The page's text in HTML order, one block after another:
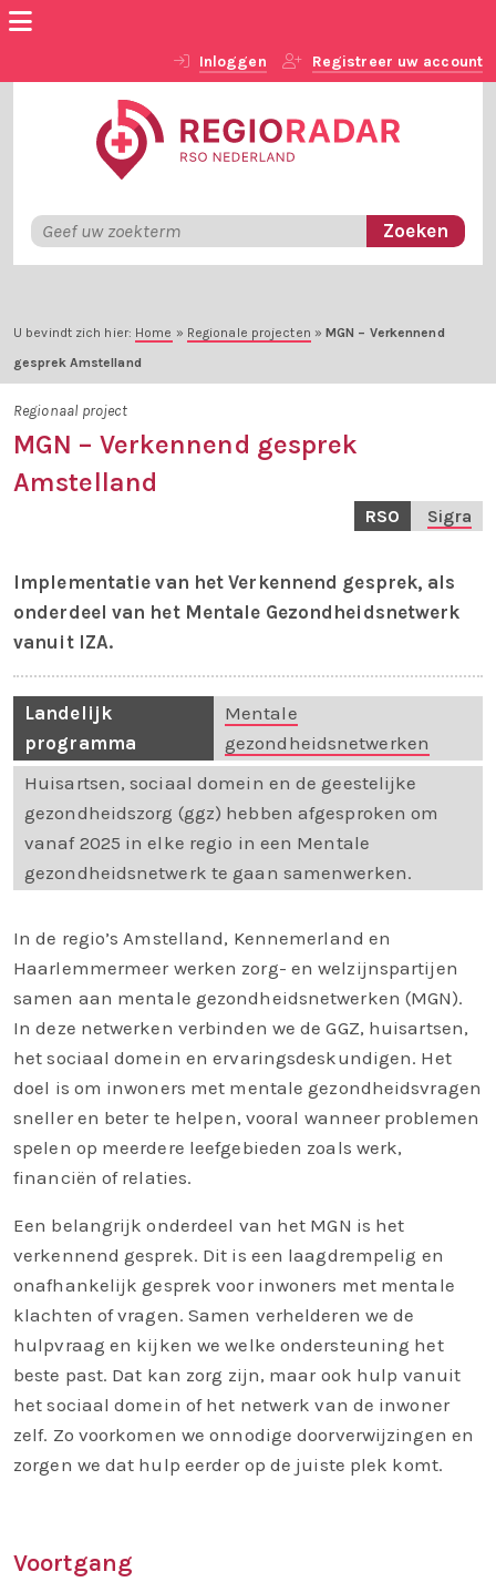
Inloggen Registreer uw account
U bevindt zich hier: Home » Regionale projecten »MGN – Verkennend
gesprek Amstelland
Regionaal project
MGN – Verkennend gesprek
Amstelland
RSO Sigra
Implementatie van het Verkennend gesprek, als
onderdeel van het Mentale Gezondheidsnetwerk
vanuit IZA.
Landelijk
programma
Mentale
gezondheidsnetwerken
Huisartsen, sociaal domein en de geestelijke
gezondheidszorg (ggz) hebben afgesproken om
vanaf 2025 in elke regio in een Mentale
gezondheidsnetwerk te gaan samenwerken.
In de regio’s Amstelland, Kennemerland en
Haarlemmermeer werken zorg- en welzijnspartijen
samen aan mentale gezondheidsnetwerken (MGN).
In deze netwerken verbinden we de GGZ, huisartsen,
het sociaal domein en ervaringsdeskundigen. Het
doel is om inwoners met mentale gezondheidsvragen
sneller en beter te helpen, vooral wanneer problemen
spelen op meerdere leefgebieden zoals werk,
financiën of relaties.
Een belangrijk onderdeel van het MGN is het
verkennend gesprek. Dit is een laagdrempelig en
onafhankelijk gesprek voor inwoners met mentale
klachten of vragen. Samen verhelderen we de
hulpvraag en kijken we welke ondersteuning het
beste past. Dat kan zorg zijn, maar ook hulp vanuit
het sociaal domein of het netwerk van de inwoner
zelf. Zo voorkomen we onnodige doorverwijzingen en
zorgen we dat hulp eerder op de juiste plek komt.
Voortgang